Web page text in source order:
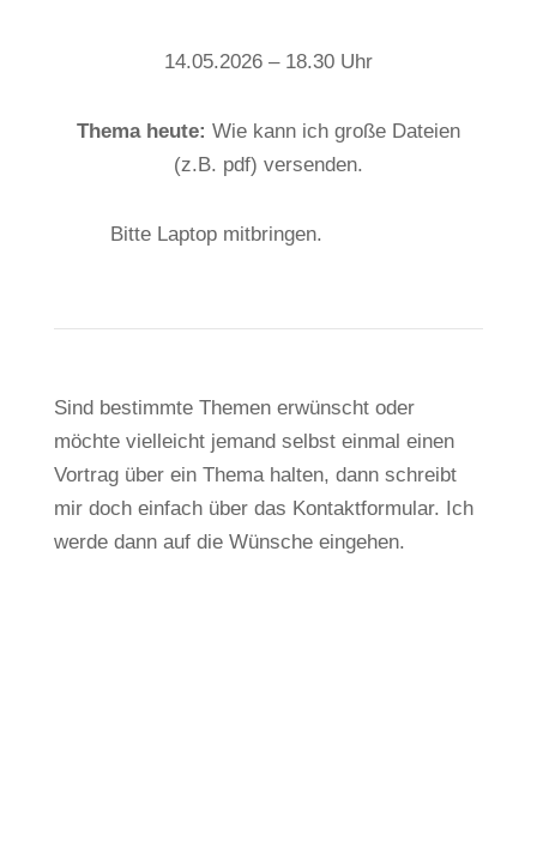
14.05.2026 – 18.30 Uhr
Thema heute: Wie kann ich große Dateien
(z.B. pdf) versenden.
Bitte Laptop mitbringen.
Sind bestimmte Themen erwünscht oder
möchte vielleicht jemand selbst einmal einen
Vortrag über ein Thema halten, dann schreibt
mir doch einfach über das Kontaktformular. Ich
werde dann auf die Wünsche eingehen.